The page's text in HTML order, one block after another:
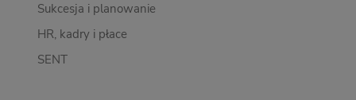
Sukcesja i planowanie
HR, kadry i płace
SENT